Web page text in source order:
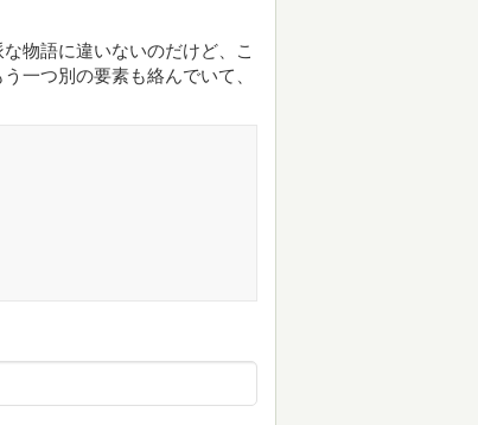
物語に違いないのだけど、こ
一つ別の要素も絡んでいて、